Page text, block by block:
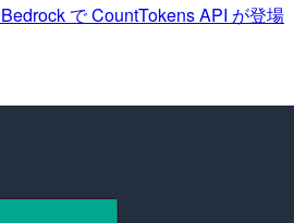
で CountTokens API が登場